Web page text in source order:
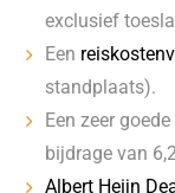
exclusief
Een
standplaats).
Een zeer goede
bijdrage van
Albert Heijn